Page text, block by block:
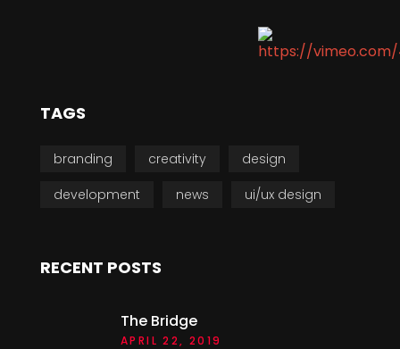
TAGS
branding creativity
design
development
news ui/ux design
RECENT POSTS
The Bridge
APRIL 22, 2019